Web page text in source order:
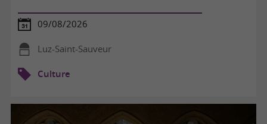
09/08/2026
Luz-Saint-Sauveur
Culture